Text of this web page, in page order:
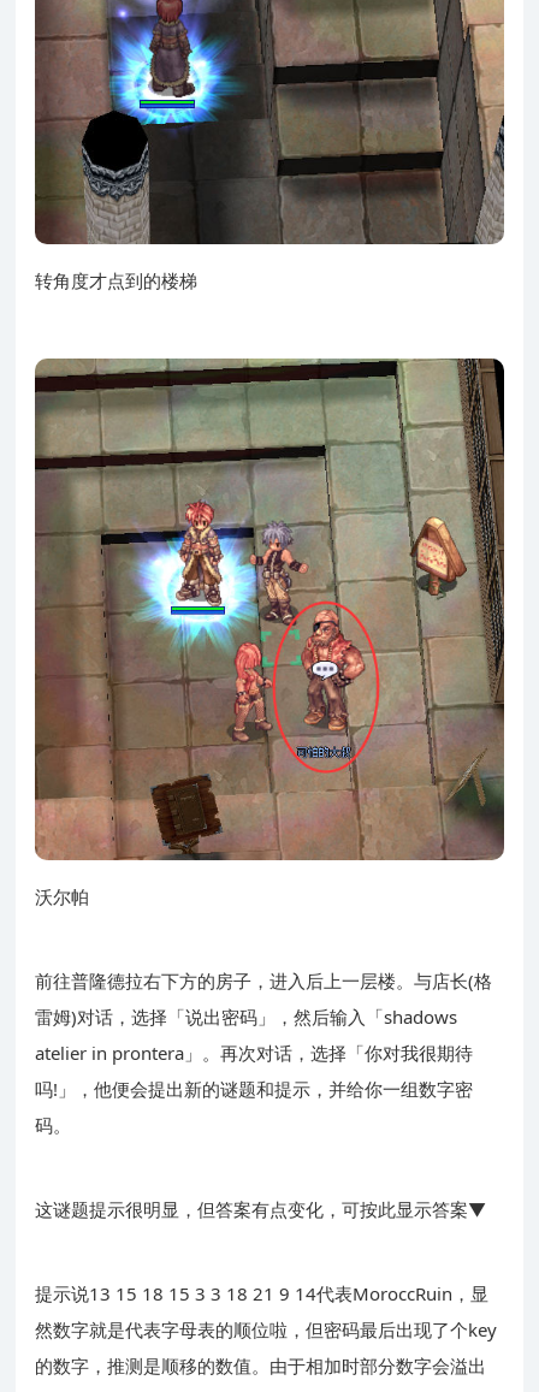
转角度才点到的楼梯
沃尔帕
前往普隆德拉右下方的房子，进入后上一层楼。与店长(格
雷姆)对话，选择「说出密码」，然后输入「shadows
atelier in prontera」。再次对话，选择「你对我很期待
吗!」，他便会提出新的谜题和提示，并给你一组数字密
码。
这谜题提示很明显，但答案有点变化，可按此显示答案▼
提示说13 15 18 15 3 3 18 21 9 14代表MoroccRuin，显
然数字就是代表字母表的顺位啦，但密码最后出现了个key
的数字，推测是顺移的数值。由于相加时部分数字会溢出